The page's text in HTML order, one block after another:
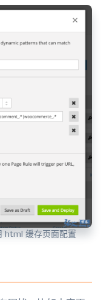
html 缓存页面配置